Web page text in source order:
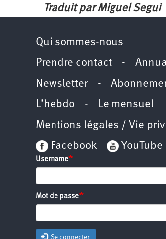
Traduit par Miguel Segui
Qui sommes-nous
Prendre contact -
Newsletter -
L’hebdo - Le mensuel
Mentions légales / Vie
Facebook
YouTube
Username
Mot de passe
Se connecter